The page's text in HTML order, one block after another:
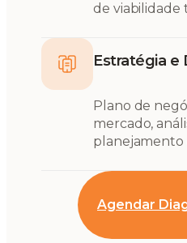
de viabilidade
Estratégia e
Plano de
mercado,
planejamento
Agendar